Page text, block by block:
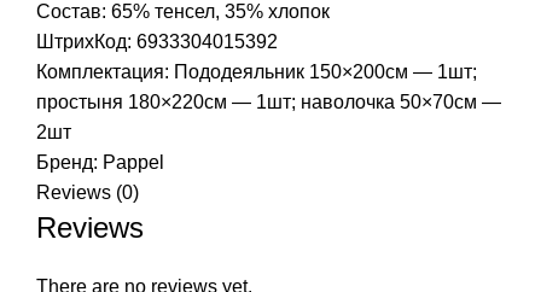
Состав: 65% тенсел, 35% хлопок
ШтрихКод: 6933304015392
Комплектация: Пододеяльник 150×200см — 1шт;
простыня 180×220см — 1шт; наволочка 50×70см —
2шт
Бренд: Pappel
Reviews (0)
Reviews
There are no reviews yet.